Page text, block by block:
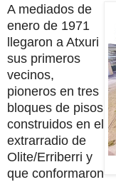
A mediados de
enero de 1971
llegaron a Atxuri
sus primeros
vecinos,
pioneros en tres
bloques de pisos
construidos en el
extrarradio de
Olite/Erriberri y
que conformaron